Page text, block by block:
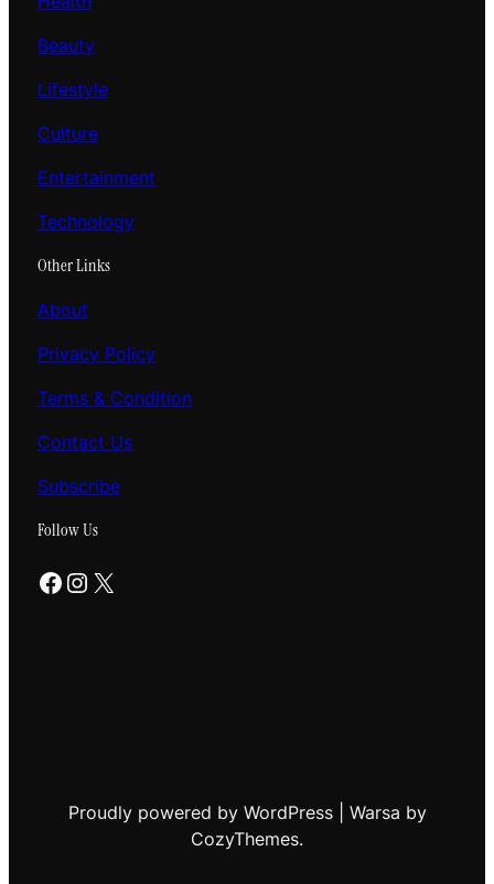
Beauty
Lifestyle
Culture
Entertainment
Technology
Other Links
About
Privacy Policy
Terms & Condition
Contact Us
Subscribe
Follow Us
Facebook Instagram X
Proudly powered by WordPress | Warsa by
CozyThemes.